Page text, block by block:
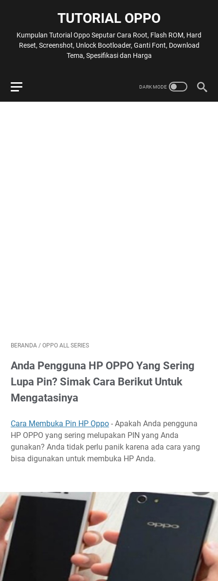
TUTORIAL OPPO
Kumpulan Tutorial Oppo Seputar Cara Root, Flash ROM, Hard
Reset, Screenshot, Unlock Bootloader, Ganti Font, Download
Tema, Spesifikasi dan Harga
BERANDA / OPPO ALL SERIES
Anda Pengguna HP OPPO Yang Sering
Lupa Pin? Simak Cara Berikut Untuk
Mengatasinya
Cara Membuka Pin HP Oppo - Apakah Anda pengguna
HP OPPO yang sering melupakan PIN yang Anda
gunakan? Anda tidak perlu panik karena ada cara yang
bisa digunakan untuk membuka HP Anda.